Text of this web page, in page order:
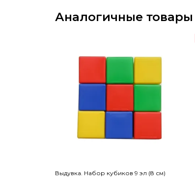
Аналогичные товары
Выдувка. Набор кубиков 9 эл (8 см)